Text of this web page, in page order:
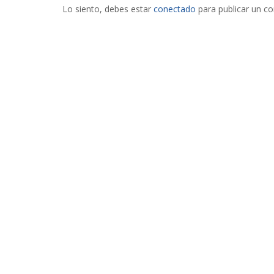
Lo siento, debes estar conectado para publicar un